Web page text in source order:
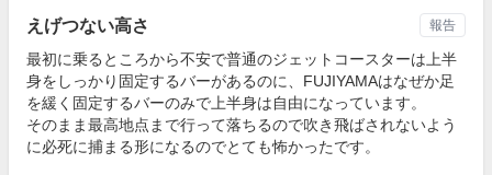
えげつない高さ
最初に乗るところから不安で普通のジェットコースターは上半
身をしっかり固定するバーがあるのに、FUJIYAMAはなぜか足
を緩く固定するバーのみで上半身は自由になっています。
そのまま最高地点まで行って落ちるので吹き飛ばされないよう
に必死に捕まる形になるのでとても怖かったです。
報告